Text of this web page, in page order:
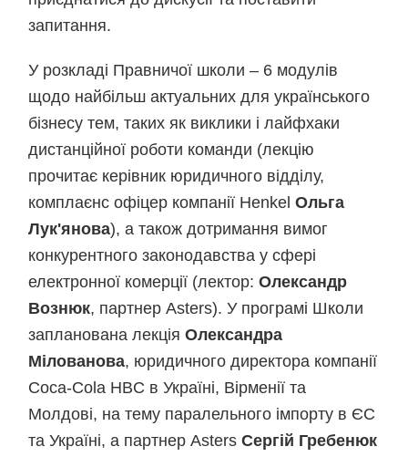
запитання.
У розкладі Правничої школи – 6 модулів
щодо найбільш актуальних для українського
бізнесу тем, таких як виклики і лайфхаки
дистанційної роботи команди (лекцію
прочитає керівник юридичного відділу,
комплаєнс офіцер компанії HenkelОльга
Лук'янова), а також дотримання вимог
конкурентного законодавства у сфері
електронної комерції (лектор:Олександр
Вознюк, партнер Asters). У програмі Школи
запланована лекціяОлександра
Мілованова, юридичного директора компанії
Coca-Cola HBC в Україні, Вірменії та
Молдові, на тему паралельного імпорту в ЄС
та Україні, а партнер AstersСергій Гребенюк